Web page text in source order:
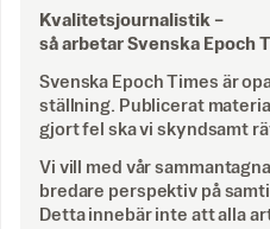
Kvalitetsjournalistik –
så arbetar Svenska Epoch
Svenska Epoch Times är
ställning. Publicerat
gjort fel ska vi skyndsamt
Vi vill med vår
bredare perspektiv på
Detta innebär inte att alla